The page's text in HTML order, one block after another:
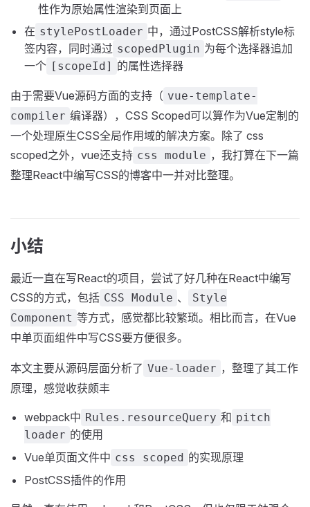
性作为原始属性渲染到页面上
在 stylePostLoader 中，通过PostCSS解析style标
签内容，同时通过 scopedPlugin 为每个选择器追加
一个 [scopeId] 的属性选择器
由于需要Vue源码方面的支持（ vue-template-
compiler 编译器），CSS Scoped可以算作为Vue定制的
一个处理原生CSS全局作用域的解决方案。除了 css
scoped之外，vue还支持 css module ，我打算在下一篇
整理React中编写CSS的博客中一并对比整理。
小结
最近一直在写React的项目，尝试了好几种在React中编写
CSS的方式，包括 CSS Module 、
Style
Component 等方式，感觉都比较繁琐。相比而言，在Vue
中单页面组件中写CSS要方便很多。
本文主要从源码层面分析了 Vue-loader ，整理了其工作
原理，感觉收获颇丰
webpack中 Rules.resourceQuery 和 pitch
loader 的使用
Vue单页面文件中 css scoped 的实现原理
PostCSS插件的作用